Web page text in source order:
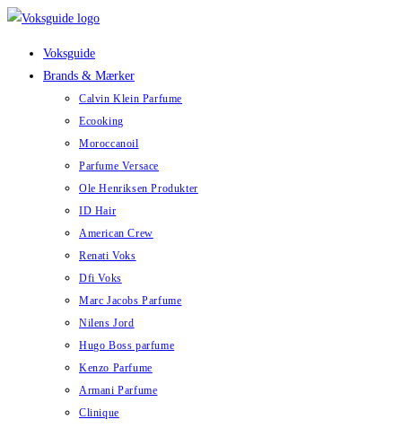
Skip
Voksguide
Brands & Mærker
Calvin Klein Parfume
Ecooking
Moroccanoil
Parfume Versace
Ole Henriksen Produkter
ID Hair
American Crew
Renati Voks
Dfi Voks
Marc Jacobs Parfume
Nilens Jord
Hugo Boss parfume
Kenzo Parfume
Armani Parfume
Clinique